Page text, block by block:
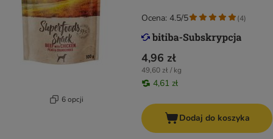
6 opcji
4,96 zł
49,60 zł / kg
4,61 zł
Ocena: 4.5/5 (4)
Dodaj do koszyka